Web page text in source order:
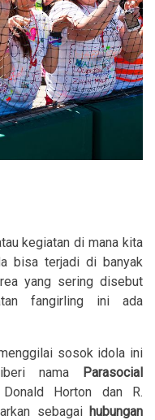
kegiatan di mana kita
bisa terjadi di banyak
yang sering disebut
fangirling ini ada
sosok idola ini
nama
Parasocial
Horton dan R.
sebagai hubungan